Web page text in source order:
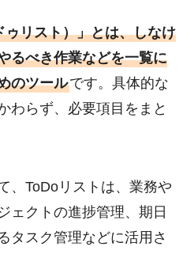
リスト）」とは、しなけ
るべき作業などを一覧に
のツールです。具体的な
わらず、必要項目をまと
、ToDoリストは、業務や
ェクトの進捗管理、期日
タスク管理などに活用さ